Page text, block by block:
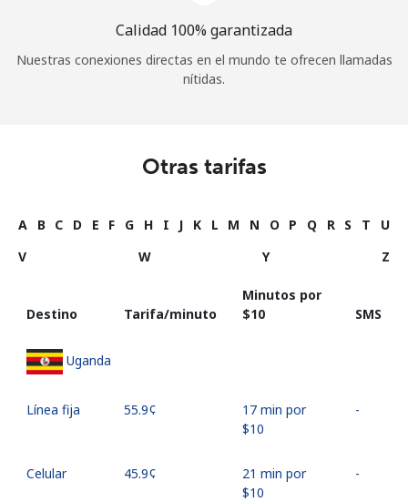
Calidad 100% garantizada
Nuestras conexiones directas en el mundo te ofrecen llamadas
nítidas.
Otras tarifas
A B C D E F G H I J K L M N O P Q R S T
U
V
W Y Z
Destino Tarifa/minuto
Minutos por
⁦$10⁩
SMS
Uganda
Línea fija ⁦55.9¢⁩
17 min por
⁦$10⁩
-
Celular ⁦45.9¢⁩
21 min por
⁦$10⁩
-